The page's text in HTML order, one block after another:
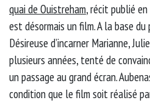
quai de Ouistreham, récit publié
est désormais un film. A la base
Désireuse d’incarner Marianne,
plusieurs années, tenté de
un passage au grand écran.
condition que le film soit réalisé